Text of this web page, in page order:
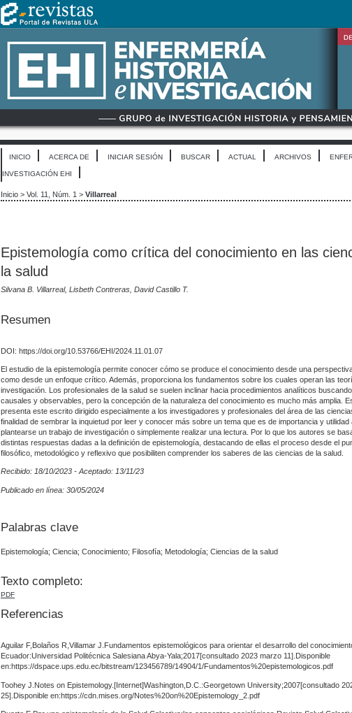
INICIO ACERCA DE INICIAR SESIÓN BUSCAR ACTUAL ARCHIVOS
INVESTIGACIÓN EHI
Inicio > Vol. 11, Núm. 1 > Villarreal
Epistemología como crítica del conocimiento en las
la salud
Silvana B. Villarreal, Lisbeth Contreras, David Castillo T.
Resumen
DOI: https://doi.org/10.53766/EHI/2024.11.01.07
El estudio de la epistemología permite conocer cómo se produce el conocimiento desde una
como desde un enfoque crítico. Además, proporciona los fundamentos sobre los cuales operan las
investigación. Los profesionales de la salud se suelen inclinar hacia procedimientos analíticos
causales y observables, pero la concepción de la naturaleza del conocimiento es mucho más amplia.
presenta este escrito dirigido especialmente a los investigadores y profesionales del área de las
finalidad de sembrar la inquietud por leer y conocer más sobre un tema que es de importancia y utilidad
plantearse un trabajo de investigación o simplemente realizar una lectura. Por lo que los autores se
distintas respuestas dadas a la definición de epistemología, destacando de ellas el proceso desde el
filosófico, metodológico y reflexivo que posibiliten comprender los saberes de las ciencias de la salud.
Recibido: 18/10/2023 - Aceptado: 13/11/23
Publicado en línea: 30/05/2024
Palabras clave
Epistemología; Ciencia; Conocimiento; Filosofía; Metodología; Ciencias de la salud
Texto completo:
PDF
Referencias
Aguilar F,Bolaños R,Villamar J.Fundamentos epistemológicos para orientar el desarrollo del
Ecuador:Universidad Politécnica Salesiana Abya-Yala;2017[consultado 2023 marzo 11].Disponible
en:https://dspace.ups.edu.ec/bitstream/123456789/14904/1/Fundamentos%20epistemologicos.pdf
Toohey J.Notes on Epistemology.[Internet]Washington,D.C.:Georgetown University;2007[consultado
25].Disponible en:https://cdn.mises.org/Notes%20on%20Epistemology_2.pdf